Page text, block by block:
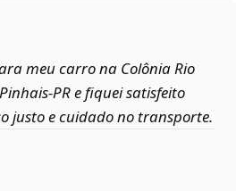
meu carro na Colônia Rio
e fiquei satisfeito
justo e cuidado no transporte.